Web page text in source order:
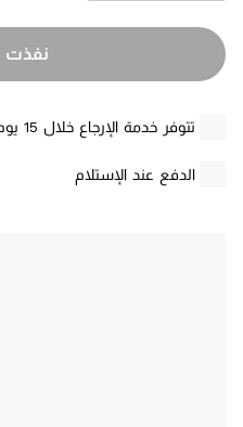
نفذت
تتوفر خدمة الإرجاع خلال 15 يوم لهذا المنتج بشروط محددة
الدفع عند الإستلام